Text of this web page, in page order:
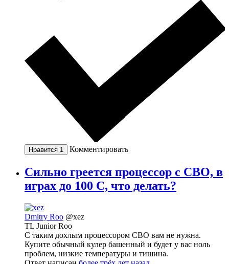
Нравится 1 Комментировать
Сильно греется процессор с СВО, в
играх до 100 С, что делать?
Dmitry Roo @xez
TL Junior Roo
С таким дохлым процессором СВО вам не нужна.
Купите обычный кулер башенный и будет у вас ноль
проблем, низкие температуры и тишина.